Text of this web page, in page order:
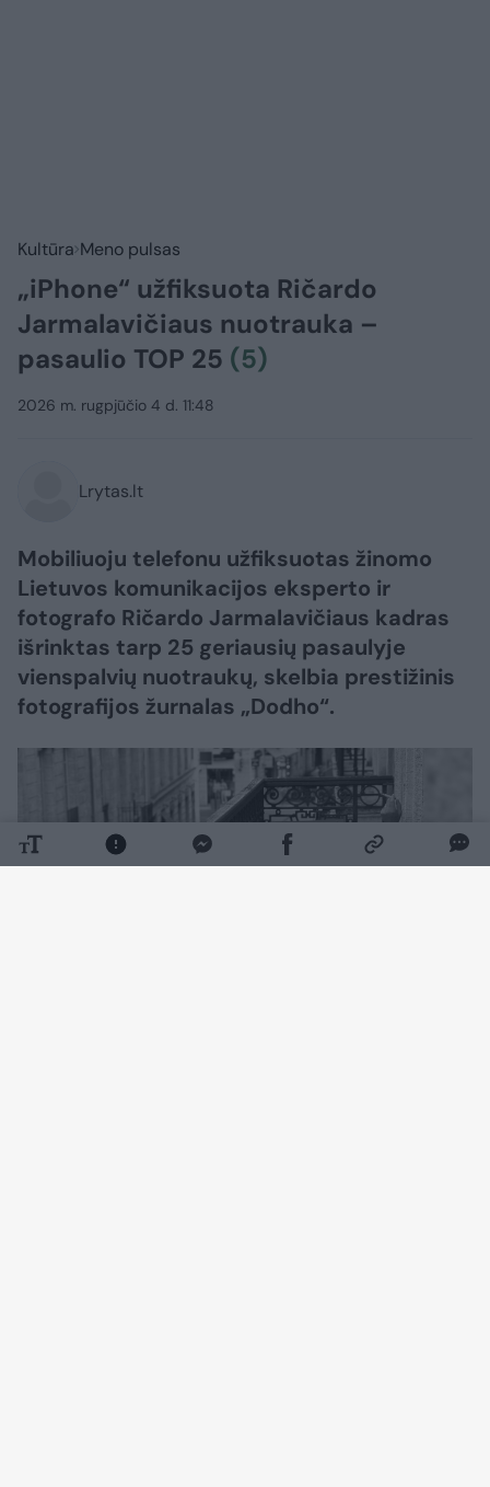
Kultūra Meno pulsas
„iPhone“ užfiksuota Ričardo
Jarmalavičiaus nuotrauka –
pasaulio TOP 25 (5)
2026 m. rugpjūčio 4 d. 11:48
Lrytas.lt
Mobiliuoju telefonu užfiksuotas žinomo
Lietuvos komunikacijos eksperto ir
fotografo Ričardo Jarmalavičiaus kadras
išrinktas tarp 25 geriausių pasaulyje
vienspalvių nuotraukų, skelbia prestižinis
fotografijos žurnalas „Dodho“.